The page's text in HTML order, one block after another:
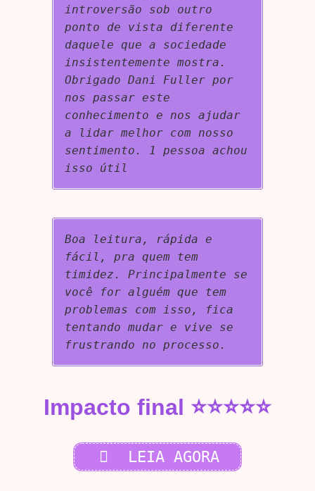
introversão sob outro
ponto de vista diferente
daquele que a sociedade
insistentemente mostra.
Obrigado Dani Fuller por
nos passar este
conhecimento e nos ajudar
a lidar melhor com nosso
sentimento. 1 pessoa achou
isso útil
Boa leitura, rápida e
fácil, pra quem tem
timidez. Principalmente se
você for alguém que tem
problemas com isso, fica
tentando mudar e vive se
frustrando no processo.
Impacto final ⭐⭐⭐⭐⭐
LEIA AGORA